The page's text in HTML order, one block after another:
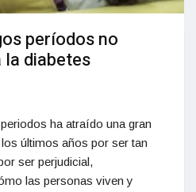
períodos no
la diabetes
ha atraído una gran
últimos años por ser tan
ser perjudicial,
las personas viven y